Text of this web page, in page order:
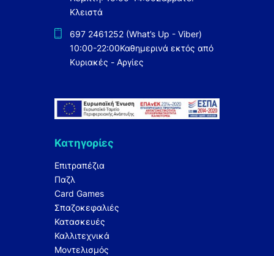
Κλειστά
697 2461252 (What’s Up - Viber)
10:00-22:00Καθημερινά εκτός από
Κυριακές - Αργίες
Κατηγορίες
Επιτραπέζια
Παζλ
Card Games
Σπαζοκεφαλιές
Κατασκευές
Καλλιτεχνικά
Μοντελισμός